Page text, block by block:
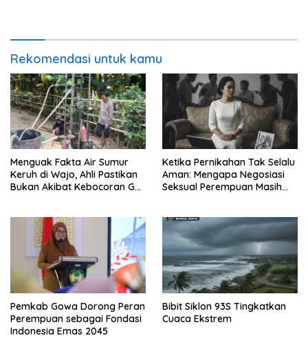
Rekomendasi untuk kamu
Menguak Fakta Air Sumur
Keruh di Wajo, Ahli Pastikan
Bukan Akibat Kebocoran Gas
Ketika Pernikahan Tak Selalu
Aman: Mengapa Negosiasi
Seksual Perempuan Masih
Pemkab Gowa Dorong Peran
Perempuan sebagai Fondasi
Indonesia Emas 2045
Bibit Siklon 93S Tingkatkan
Cuaca Ekstrem